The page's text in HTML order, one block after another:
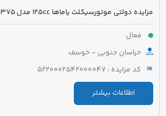
فعال
خراسان جنوبی - خوسف
کد مزایده : 5220002542000047
اطلاعات بیشتر